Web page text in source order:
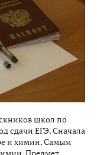
школ по
сдачи ЕГЭ. Сначала
и химии. Самым